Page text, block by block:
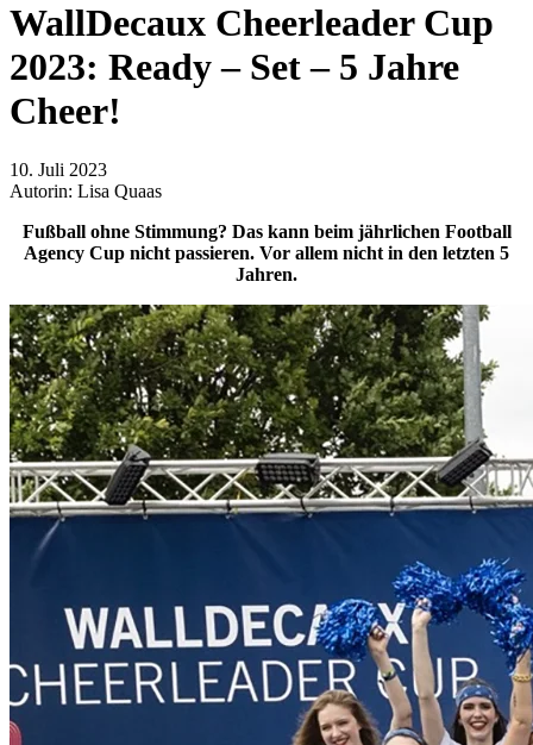
WallDecaux Cheerleader Cup
2023: Ready – Set – 5 Jahre
Cheer!
10. Juli 2023
Autorin: Lisa Quaas
Fußball ohne Stimmung? Das kann beim jährlichen Football
Agency Cup nicht passieren. Vor allem nicht in den letzten 5
Jahren.